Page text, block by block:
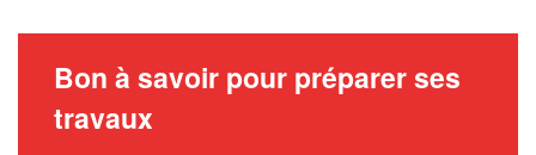
Bon à savoir pour préparer ses
travaux